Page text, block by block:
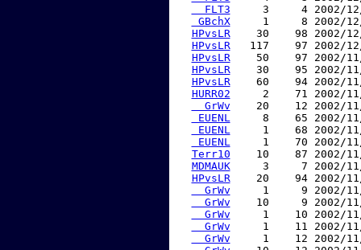
  FLT3
3     4 2002/
GBchX
1     8 2002/
HPvsLR
30    98 2002/
HPvsLR
117    97 2002/
HPvsLR
50    97 2002/
HPvsLR
30    95 2002/
HPvsLR
60    94 2002/
HURR02
2    71 2002/
  GrWv
20    12 2002/
EUENL
8    65 2002/
EUENL
1    68 2002/
EUENL
1    70 2002/
Terr10
10    87 2002/
MDMAUK
3     7 2002/
HPvsLR
20    94 2002/
  GrWv
1     9 2002/
  GrWv
10     9 2002/
  GrWv
1    10 2002/
  GrWv
1    11 2002/
  GrWv
1    12 2002/